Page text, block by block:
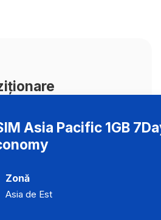
viteză maximă
Asia Pacific 1GB
Zonă
Asia de Est